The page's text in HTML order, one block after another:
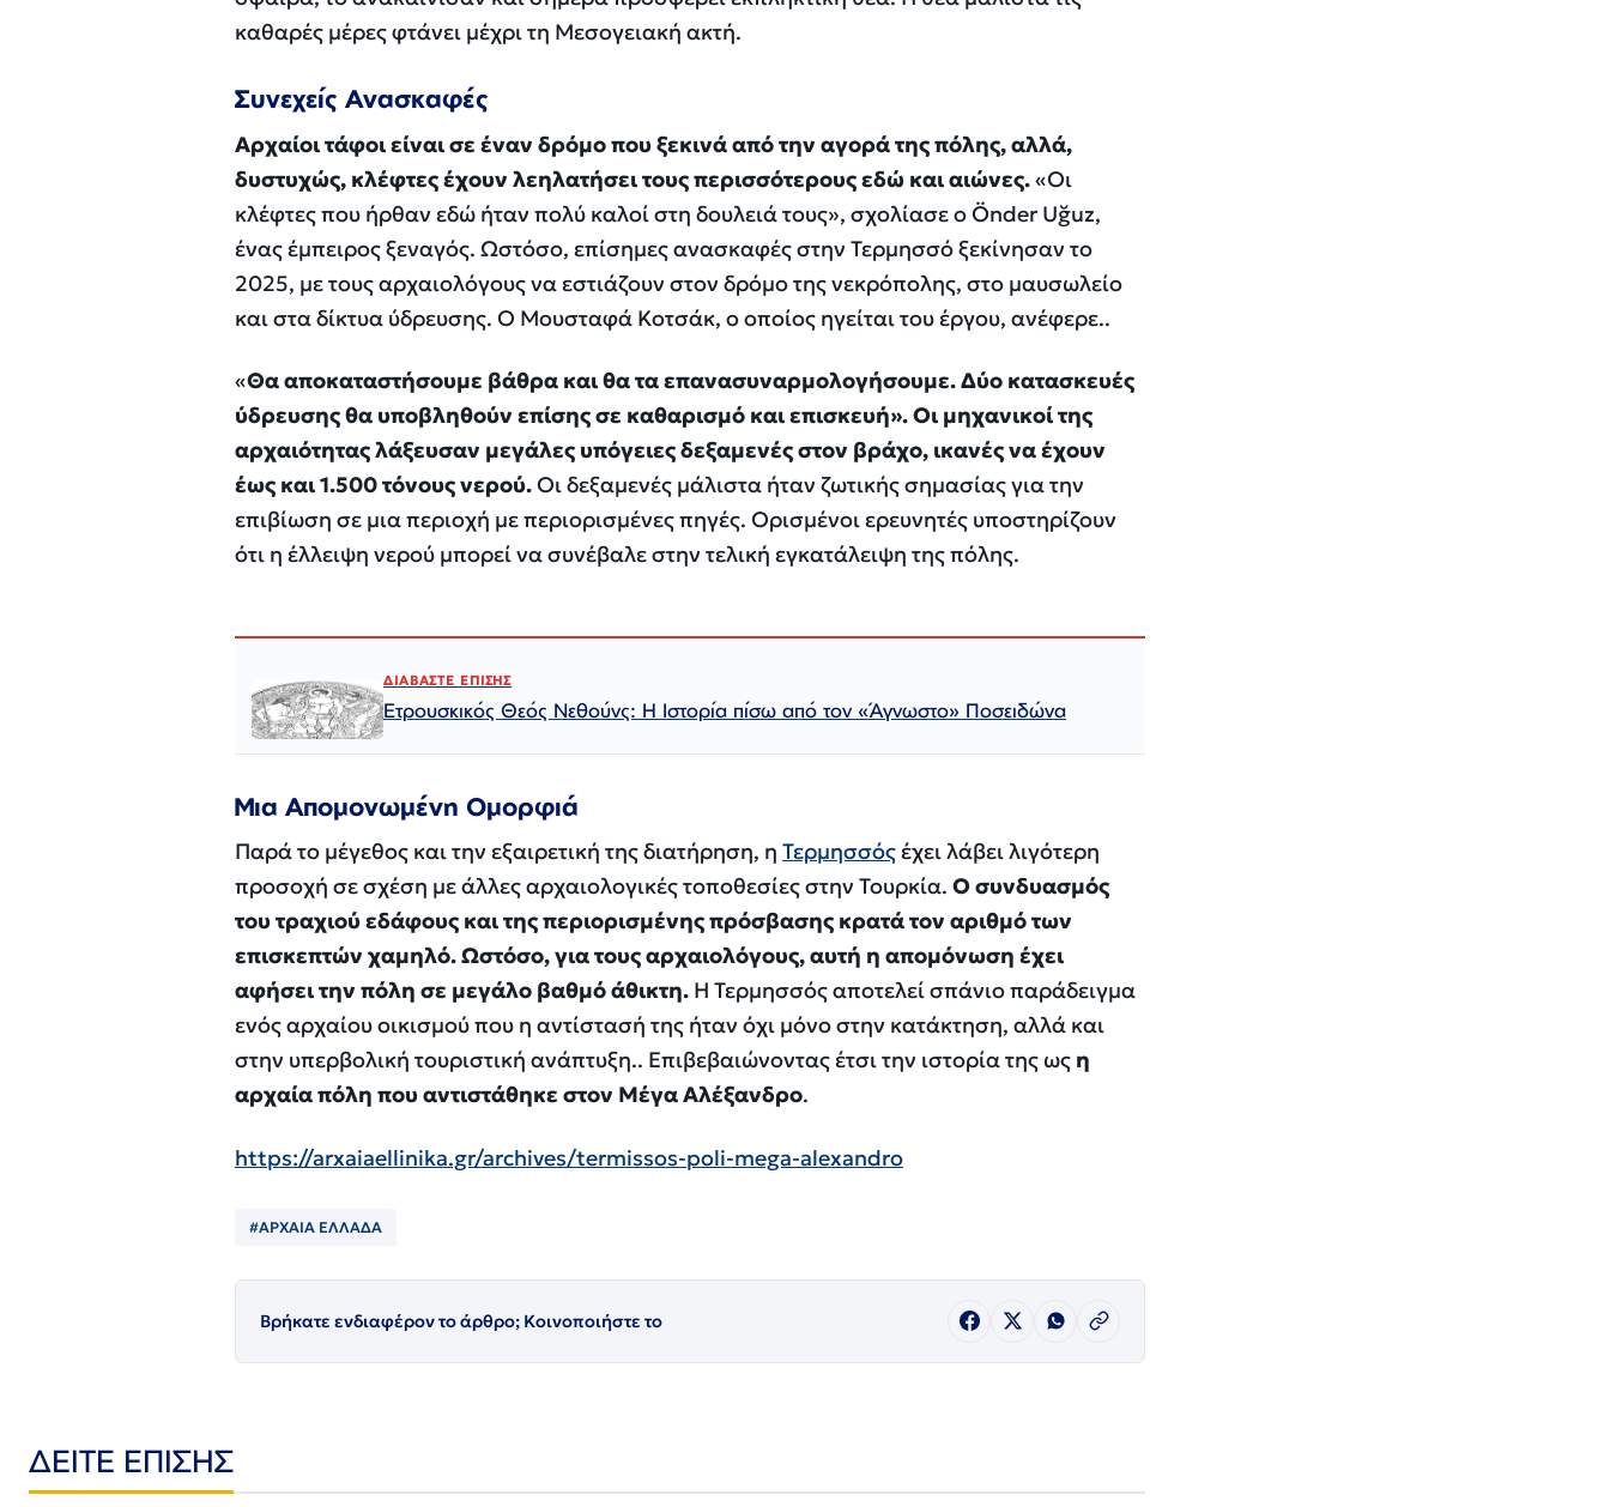
καθαρές μέρες φτάνει μέχρι τη Μεσογειακή ακτή.
Συνεχείς Ανασκαφές
Αρχαίοι τάφοι είναι σε έναν δρόμο που ξεκινά από την αγορά της πόλης, αλλά,
δυστυχώς, κλέφτες έχουν λεηλατήσει τους περισσότερους εδώ και αιώνες.«Οι
κλέφτες που ήρθαν εδώ ήταν πολύ καλοί στη δουλειά τους», σχολίασε ο Önder Uğuz,
ένας έμπειρος ξεναγός. Ωστόσο, επίσημες ανασκαφές στην Τερμησσό ξεκίνησαν το
2025, με τους αρχαιολόγους να εστιάζουν στον δρόμο της νεκρόπολης, στο μαυσωλείο
και στα δίκτυα ύδρευσης. Ο Μουσταφά Κοτσάκ, ο οποίος ηγείται του έργου, ανέφερε..
«Θα αποκαταστήσουμε βάθρα και θα τα επανασυναρμολογήσουμε. Δύο κατασκευές
ύδρευσης θα υποβληθούν επίσης σε καθαρισμό και επισκευή». Οι μηχανικοί της
αρχαιότητας λάξευσαν μεγάλες υπόγειες δεξαμενές στον βράχο, ικανές να έχουν
έως και 1.500 τόνους νερού.Οι δεξαμενές μάλιστα ήταν ζωτικής σημασίας για την
επιβίωση σε μια περιοχή με περιορισμένες πηγές. Ορισμένοι ερευνητές υποστηρίζουν
ότι η έλλειψη νερού μπορεί να συνέβαλε στην τελική εγκατάλειψη της πόλης.
ΔΙΑΒΑΣΤΕ ΕΠΙΣΗΣ
Ετρουσκικός Θεός Νεθούνς: Η Ιστορία πίσω από τον «Άγνωστο» Ποσειδώνα
Μια Απομονωμένη Ομορφιά
Παρά το μέγεθος και την εξαιρετική της διατήρηση, η Τερμησσόςέχει λάβει λιγότερη
προσοχή σε σχέση με άλλες αρχαιολογικές τοποθεσίες στην Τουρκία. Ο συνδυασμός
του τραχιού εδάφους και της περιορισμένης πρόσβασης κρατά τον αριθμό των
επισκεπτών χαμηλό. Ωστόσο, για τους αρχαιολόγους, αυτή η απομόνωση έχει
αφήσει την πόλη σε μεγάλο βαθμό άθικτη. Η Τερμησσός αποτελεί σπάνιο παράδειγμα
ενός αρχαίου οικισμού που η αντίστασή της ήταν όχι μόνο στην κατάκτηση, αλλά και
στην υπερβολική τουριστική ανάπτυξη.. Επιβεβαιώνοντας έτσι την ιστορία της ως η
αρχαία πόλη που αντιστάθηκε στον Μέγα Αλέξανδρο.
https://arxaiaellinika.gr/archives/termissos-poli-mega-alexandro
#ΑΡΧΑΙΑ ΕΛΛΑΔΑ
Βρήκατε ενδιαφέρον το άρθρο; Κοινοποιήστε το
ΔΕΙΤΕ ΕΠΙΣΗΣ